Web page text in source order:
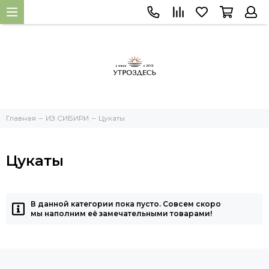
Главная ИЗ СИБИРИ Цукаты
Цукаты
В данной категории пока пусто. Совсем скоро
мы наполним её замечательными товарами!